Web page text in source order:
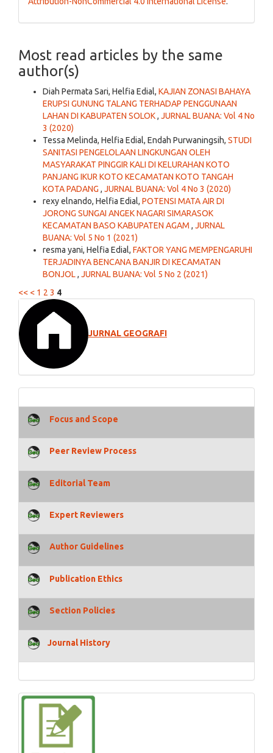
Most read articles by the same
author(s)
Diah Permata Sari, Helfia Edial, KAJIAN ZONASI BAHAYA
ERUPSI GUNUNG TALANG TERHADAP PENGGUNAAN
LAHAN DI KABUPATEN SOLOK, JURNAL BUANA: Vol 4 No
3 (2020)
Tessa Melinda, Helfia Edial, Endah Purwaningsih, STUDI
SANITASI PENGELOLAAN LINGKUNGAN OLEH
MASYARAKAT PINGGIR KALI DI KELURAHAN KOTO
PANJANG IKUR KOTO KECAMATAN KOTO TANGAH
KOTA PADANG , JURNAL BUANA: Vol 4 No 3 (2020)
rexy elnando, Helfia Edial, POTENSI MATA AIR DI
JORONG SUNGAI ANGEK NAGARI SIMARASOK
KECAMATAN BASO KABUPATEN AGAM , JURNAL
BUANA: Vol 5 No 1 (2021)
resma yani, Helfia Edial, FAKTOR YANG MEMPENGARUHI
TERJADINYA BENCANA BANJIR DI KECAMATAN
BONJOL, JURNAL BUANA: Vol 5 No 2 (2021)
<< < 1 2 3 4
JURNAL GEOGRAFI
Focus and Scope
Peer Review Process
Editorial Team
Expert Reviewers
Author Guidelines
Publication Ethics
Section Policies
Journal History